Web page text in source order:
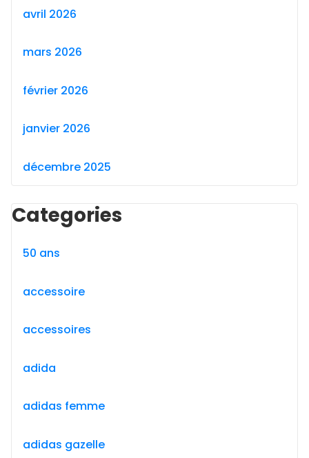
avril 2026
mars 2026
février 2026
janvier 2026
décembre 2025
Categories
50 ans
accessoire
accessoires
adida
adidas femme
adidas gazelle